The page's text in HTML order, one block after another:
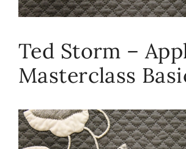
Ted Storm –
Masterclass